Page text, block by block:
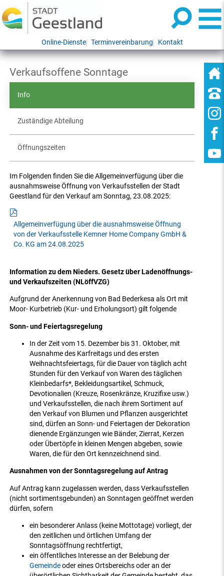
Online-Dienste Terminvereinbarung Kontakt
Verkaufsoffene Sonntage
Info
Zuständige Abteilung
Öffnungszeiten
Im Folgenden finden Sie die Allgemeinverfügung über die
ausnahmsweise Öffnung von Verkaufsstellen der Stadt
Geestland für den Verkauf am Sonntag, 23.08.2025:
Allgemeinverfügung über die ausnahmsweise Öffnung
von der Verkaufsstelle Kemner Home Company GmbH &
Co. KG am 24.08.2025
Information zu dem Nieders. Gesetz über Ladenöffnungs-
und Verkaufszeiten (NLöffVZG)
Aufgrund der Anerkennung von Bad Bederkesa als Ort mit
Moor- Kurbetrieb (Kur- und Erholungsort) gilt folgende
Sonn- und Feiertagsregelung
In der Zeit vom 15. Dezember bis 31. Oktober, mit
Ausnahme des Karfreitags und des ersten
Weihnachtsfeiertags, für die Dauer von täglich acht
Stunden für den Verkauf von Waren des täglichen
Kleinbedarfs*, Bekleidungsartikel, Schmuck,
Devotionalien (Kreuze, Rosenkränze, Kruzifixe usw.)
und Verkaufsstellen, die nach ihrem Sortiment auf
den Verkauf von Blumen und Pflanzen ausgerichtet
sind, dürfen an Sonn- und Feiertagen der Dekoration
dienende Ergänzungen wie Bänder, Zierrat, Kerzen
oder Übertöpfe in kleinen Mengen abgeben, sowie
Waren, die für den Ort kennzeichnend sind.
Ausnahmen von der Sonntagsregelung auf Antrag
Auf Antrag kann zugelassen werden, dass Verkaufsstellen
(nicht sortimentsgebunden) an Sonntagen geöffnet werden
dürfen, sofern
ein besonderer Anlass (keine Mottotage) vorliegt, der
den zeitlichen und örtlichen Umfang der
Sonntagsöffnung rechtfertigt,
ein öffentliches Interesse an der Belebung der
Gemeindeoder eines Ortsbereichs oder an der